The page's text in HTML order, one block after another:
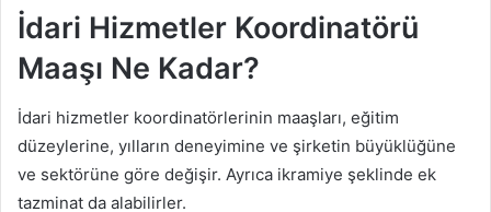
İdari Hizmetler Koordinatörü
Maaşı Ne Kadar?
İdari hizmetler koordinatörlerinin maaşları, eğitim
düzeylerine, yılların deneyimine ve şirketin büyüklüğüne
ve sektörüne göre değişir. Ayrıca ikramiye şeklinde ek
tazminat da alabilirler.